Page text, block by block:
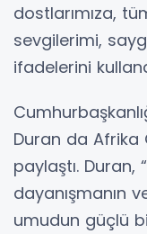
dostlarımıza,
sevgilerimi,
ifadelerini
Duran da Afrika
paylaştı. Duran,
dayanışmanın
umudun güçlü